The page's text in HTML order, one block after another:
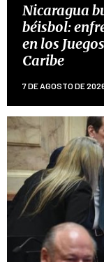
Nicaragua
béisbol:
en los
Caribe
7 DE AGOSTO DE